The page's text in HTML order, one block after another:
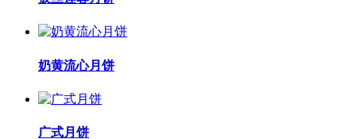
奶黄流心月饼
广式月饼